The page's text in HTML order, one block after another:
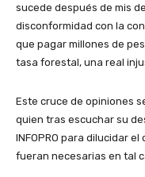
sucede después de mis
disconformidad con la
que pagar millones de
tasa forestal, una real
Este cruce de opiniones
quien tras escuchar su
INFOPRO para dilucidar
fueran necesarias en tal